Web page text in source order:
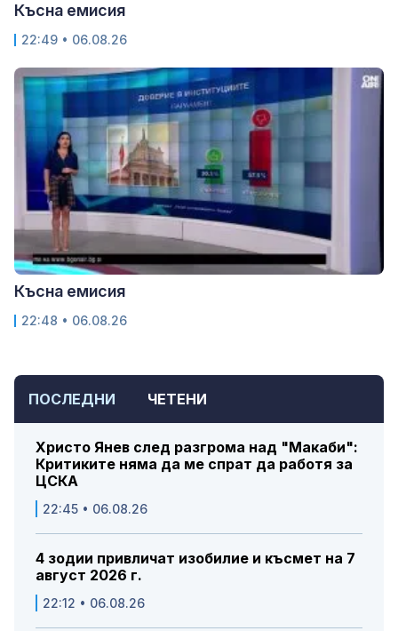
ПОСЛЕДНИ ЧЕТЕНИ
Христо Янев след разгрома над "Макаби":
Критиките няма да ме спрат да работя за
ЦСКА
22:45 • 06.08.26
4 зодии привличат изобилие и късмет на 7
август 2026 г.
22:12 • 06.08.26
Късна емисия
22:49 • 06.08.26
Късна емисия
22:48 • 06.08.26